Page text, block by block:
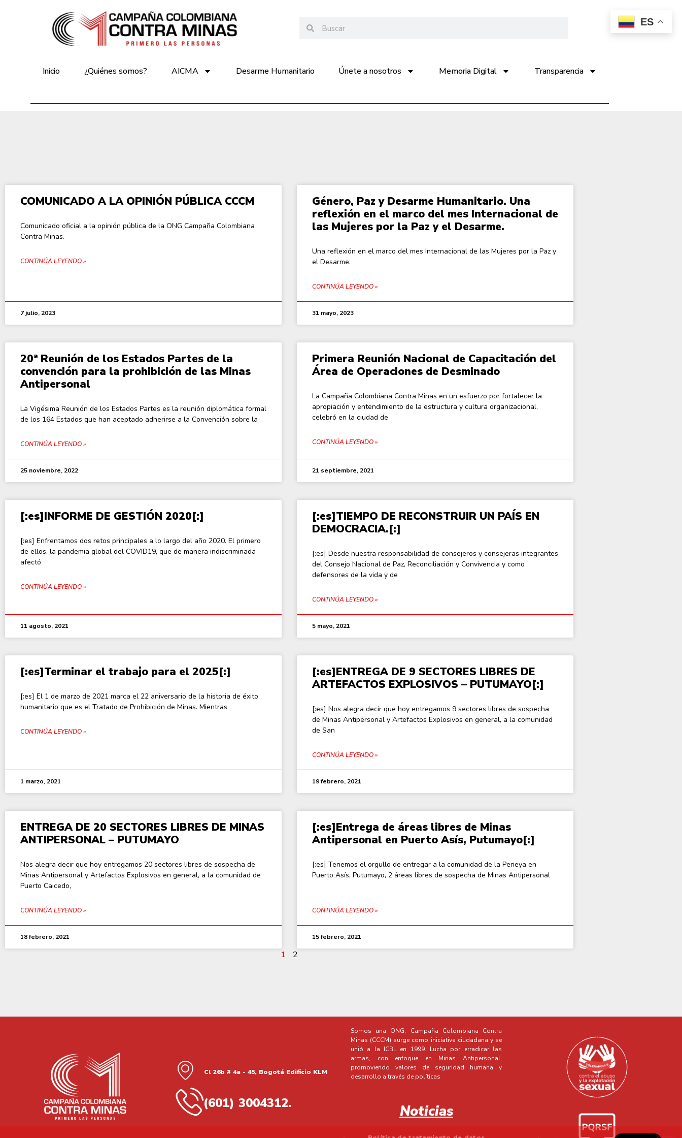
Inicio ¿Quiénes somos? AICMA Desarme Humanitario Únete a nosotros Memoria Digital Transparencia
COMUNICADO A LA OPINIÓN PÚBLICA CCCM
Comunicado oficial a la opinión pública de la ONG Campaña Colombiana
Contra Minas.
CONTINÚA LEYENDO »
7 julio, 2023
Género, Paz y Desarme Humanitario. Una
reflexión en el marco del mes Internacional de
las Mujeres por la Paz y el Desarme.
Una reflexión en el marco del mes Internacional de las Mujeres por la Paz y
el Desarme.
CONTINÚA LEYENDO »
31 mayo, 2023
20ª Reunión de los Estados Partes de la
convención para la prohibición de las Minas
Antipersonal
La Vigésima Reunión de los Estados Partes es la reunión diplomática formal
de los 164 Estados que han aceptado adherirse a la Convención sobre la
CONTINÚA LEYENDO »
25 noviembre, 2022
Primera Reunión Nacional de Capacitación del
Área de Operaciones de Desminado
La Campaña Colombiana Contra Minas en un esfuerzo por fortalecer la
apropiación y entendimiento de la estructura y cultura organizacional,
celebró en la ciudad de
CONTINÚA LEYENDO »
21 septiembre, 2021
[:es]INFORME DE GESTIÓN 2020[:]
[:es] Enfrentamos dos retos principales a lo largo del año 2020. El primero
de ellos, la pandemia global del COVID19, que de manera indiscriminada
afectó
CONTINÚA LEYENDO »
11 agosto, 2021
[:es]TIEMPO DE RECONSTRUIR UN PAÍS EN
DEMOCRACIA.[:]
[:es] Desde nuestra responsabilidad de consejeros y consejeras integrantes
del Consejo Nacional de Paz, Reconciliación y Convivencia y como
defensores de la vida y de
CONTINÚA LEYENDO »
5 mayo, 2021
[:es]Terminar el trabajo para el 2025[:]
[:es] El 1 de marzo de 2021 marca el 22 aniversario de la historia de éxito
humanitario que es el Tratado de Prohibición de Minas. Mientras
CONTINÚA LEYENDO »
1 marzo, 2021
[:es]ENTREGA DE 9 SECTORES LIBRES DE
ARTEFACTOS EXPLOSIVOS – PUTUMAYO[:]
[:es] Nos alegra decir que hoy entregamos 9 sectores libres de sospecha
de Minas Antipersonal y Artefactos Explosivos en general, a la comunidad
de San
CONTINÚA LEYENDO »
19 febrero, 2021
ENTREGA DE 20 SECTORES LIBRES DE MINAS
ANTIPERSONAL – PUTUMAYO
Nos alegra decir que hoy entregamos 20 sectores libres de sospecha de
Minas Antipersonal y Artefactos Explosivos en general, a la comunidad de
Puerto Caicedo,
CONTINÚA LEYENDO »
18 febrero, 2021
[:es]Entrega de áreas libres de Minas
Antipersonal en Puerto Asís, Putumayo[:]
[:es] Tenemos el orgullo de entregar a la comunidad de la Peneya en
Puerto Asís, Putumayo, 2 áreas libres de sospecha de Minas Antipersonal
CONTINÚA LEYENDO »
15 febrero, 2021
1 2
Cl 26b # 4a - 45, Bogotá Edificio KLM
(601) 3004312.
Somos una ONG; Campaña Colombiana Contra
Minas (CCCM) surge como iniciativa ciudadana y se
unió a la ICBL en 1999. Lucha por erradicar las
armas, con enfoque en Minas Antipersonal,
promoviendo valores de seguridad humana y
desarrollo a través de políticas
Noticias
ES